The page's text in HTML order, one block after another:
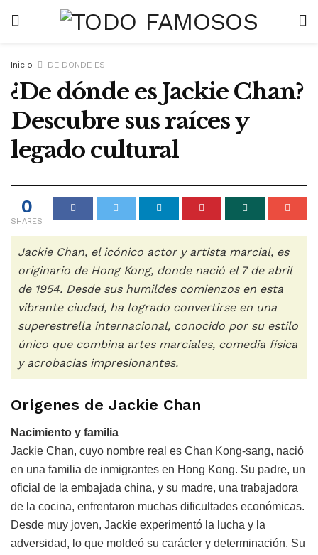
Inicio DE DONDE ES
¿De dónde es Jackie Chan?
Descubre sus raíces y
legado cultural
0
SHARES
Jackie Chan, el icónico actor y artista marcial, es
originario de Hong Kong, donde nació el 7 de abril
de 1954. Desde sus humildes comienzos en esta
vibrante ciudad, ha logrado convertirse en una
superestrella internacional, conocido por su estilo
único que combina artes marciales, comedia física
y acrobacias impresionantes.
Orígenes de Jackie Chan
Nacimiento y familia
Jackie Chan, cuyo nombre real es Chan Kong-sang, nació
en una familia de inmigrantes en Hong Kong. Su padre, un
oficial de la embajada china, y su madre, una trabajadora
de la cocina, enfrentaron muchas dificultades económicas.
Desde muy joven, Jackie experimentó la lucha y la
adversidad, lo que moldeó su carácter y determinación. Su